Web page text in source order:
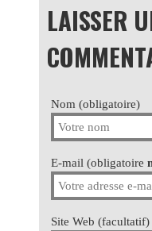
LAISSER
Nom (obligatoire)
E-mail (obligatoire
Site Web (facultatif)